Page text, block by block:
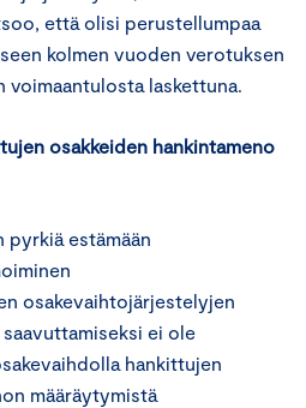
että olisi perustellumpaa
kolmen vuoden verotuksen
voimaantulosta laskettuna.
osakkeiden hankintameno
estämään
osakevaihtojärjestelyjen
ei ole
hankittujen
määräytymistä